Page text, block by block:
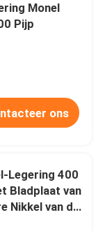
Monel
Pijp
ons
Legering 400
Bladplaat van
Nikkel van de
de Rol